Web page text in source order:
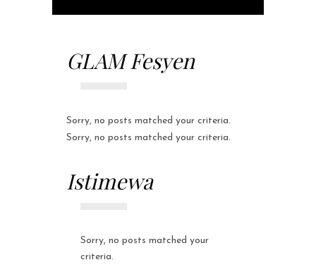
GLAM Fesyen
Sorry, no posts matched your criteria.
Sorry, no posts matched your criteria.
Istimewa
Sorry, no posts matched your
criteria.